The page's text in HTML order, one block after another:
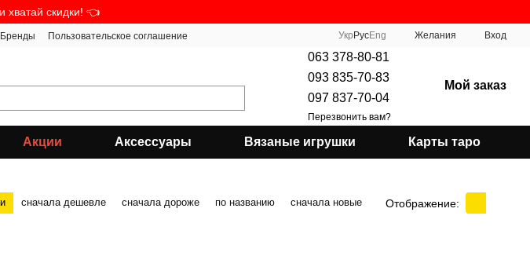
скидки! 👈
Бренды
Пользовательское соглашение
Укр РусEng Желания Вход
063 378-80-81
093 835-70-83
097 837-70-04
Перезвонить вам?
Мой заказ
Акции Аксессуары Вязаные игрушки Карты таро
сначала дешевле сначала дороже по названию сначала новые Отображение: